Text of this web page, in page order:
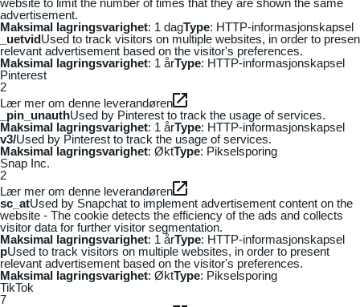
advertisement.
Maksimal lagringsvarighet: 1 dagType: HTTP-informasjonskapsel
_uetvidUsed to track visitors on multiple websites, in order to
relevant advertisement based on the visitor's preferences.
Maksimal lagringsvarighet: 1 årType: HTTP-informasjonskapsel
Pinterest
2
Lær mer om denne leverandøren
_pin_unauthUsed by Pinterest to track the usage of services.
Maksimal lagringsvarighet: 1 årType: HTTP-informasjonskapsel
v3/Used by Pinterest to track the usage of services.
Maksimal lagringsvarighet: ØktType: Pikselsporing
Snap Inc.
2
Lær mer om denne leverandøren
sc_atUsed by Snapchat to implement advertisement content on the
website - The cookie detects the efficiency of the ads and collects
visitor data for further visitor segmentation.
Maksimal lagringsvarighet: 1 årType: HTTP-informasjonskapsel
pUsed to track visitors on multiple websites, in order to present
relevant advertisement based on the visitor's preferences.
Maksimal lagringsvarighet: ØktType: Pikselsporing
TikTok
7